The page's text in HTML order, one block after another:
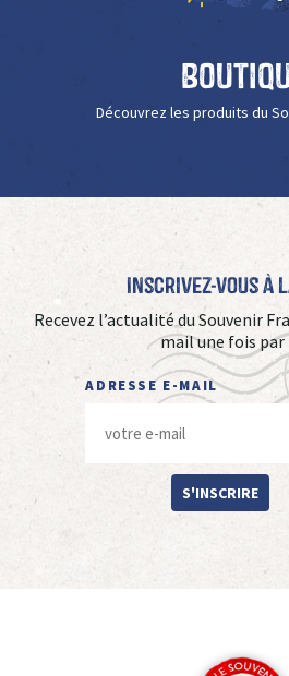
Découvrez les produits du
Inscrivez-vous à
Recevez l’actualité du Souvenir
mail une fois par
ADRESSE E-MAIL
S'INSCRIRE